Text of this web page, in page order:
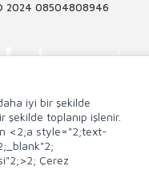
2024 08504808946
iyi bir şekilde
toplanıp işlenir.
<2;a style="2;text-
Çerez